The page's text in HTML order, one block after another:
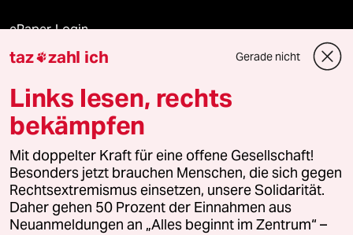
ePaper Login
Downloads für Abonnierende
© 2026 taz Verlags und Vertriebs GmbH
Alle Rechte vorbehalten. Bei rechtlichen Fragen oder für Genehmigungen
wenden Sie sich bitte an
lizenzen@taz.de
Feedback Redaktionsstatut Kommune-Richtlinien
taz zahl ich Gerade nicht
Links lesen, rechts
bekämpfen
Mit doppelter Kraft für eine offene Gesellschaft!
Besonders jetzt brauchen Menschen, die sich gegen
Rechtsextremismus einsetzen, unsere Solidarität.
Daher gehen 50 Prozent der Einnahmen aus
Neuanmeldungen an „Alles beginnt im Zentrum“ –